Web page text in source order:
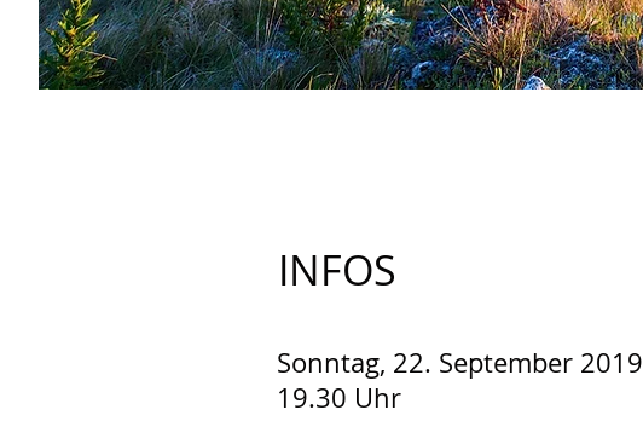
INFOS
Sonntag, 22. September 2019
19.30 Uhr